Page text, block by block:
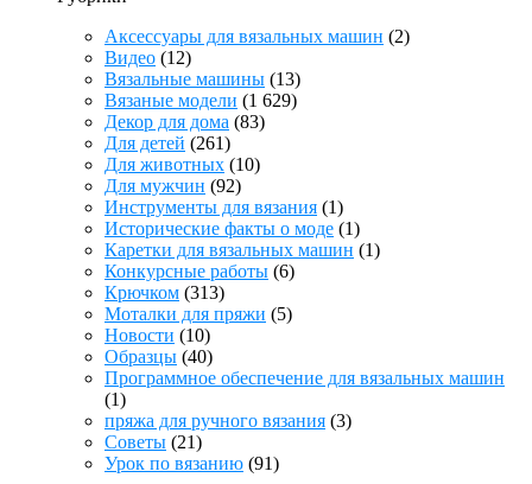
Аксессуары для вязальных машин (2)
Видео (12)
Вязальные машины (13)
Вязаные модели (1 629)
Декор для дома (83)
Для детей (261)
Для животных (10)
Для мужчин (92)
Инструменты для вязания (1)
Исторические факты о моде (1)
Каретки для вязальных машин (1)
Конкурсные работы (6)
Крючком (313)
Моталки для пряжи (5)
Новости (10)
Образцы (40)
Программное обеспечение для вязальных машин
(1)
пряжа для ручного вязания (3)
Советы (21)
Урок по вязанию (91)